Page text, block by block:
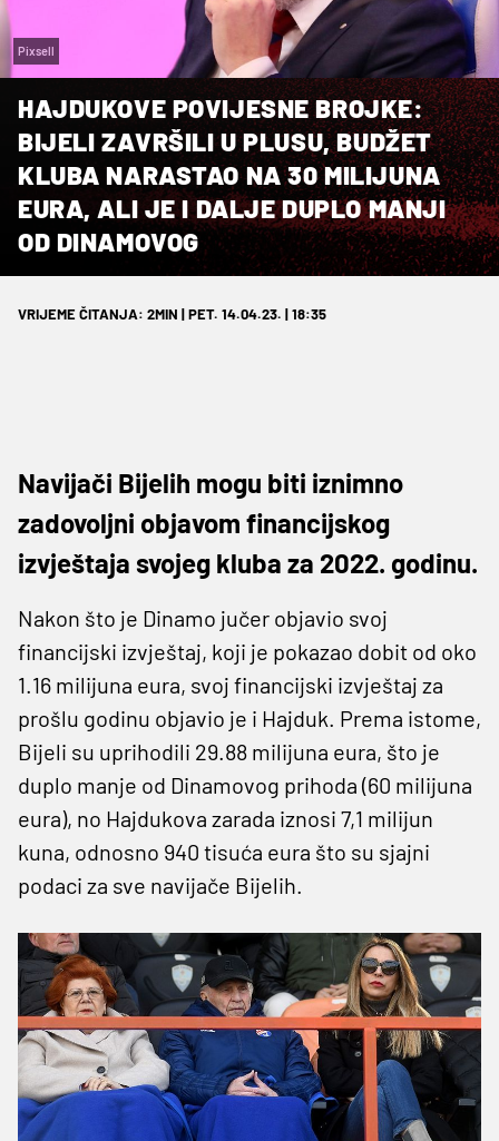
Pixsell
HAJDUKOVE POVIJESNE BROJKE:
BIJELI ZAVRŠILI U PLUSU, BUDŽET
KLUBA NARASTAO NA 30 MILIJUNA
EURA, ALI JE I DALJE DUPLO MANJI
OD DINAMOVOG
VRIJEME ČITANJA: 2MIN | PET. 14.04.23. | 18:35
Navijači Bijelih mogu biti iznimno
zadovoljni objavom financijskog
izvještaja svojeg kluba za 2022. godinu.
Nakon što je Dinamo jučer objavio svoj
financijski izvještaj, koji je pokazao dobit od oko
1.16 milijuna eura, svoj financijski izvještaj za
prošlu godinu objavio je i Hajduk. Prema istome,
Bijeli su uprihodili 29.88 milijuna eura, što je
duplo manje od Dinamovog prihoda (60 milijuna
eura), no Hajdukova zarada iznosi 7,1 milijun
kuna, odnosno 940 tisuća eura što su sjajni
podaci za sve navijače Bijelih.